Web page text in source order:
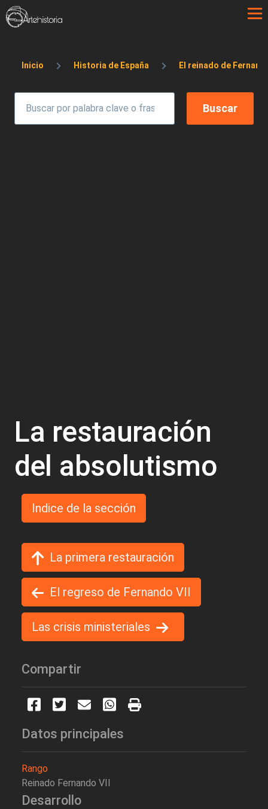
Pasar al contenido principal
Sobrescribir enlaces de ayuda a la
Inicio Historia de España El reinado de
La restauración
del absolutismo
Indice de la sección
La primera restauración
El regreso de Fernando VII
Las crisis ministeriales
Compartir
Datos principales
Rango
Reinado Fernando VII
Desarrollo